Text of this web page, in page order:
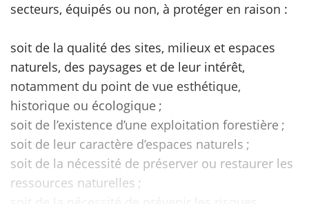
secteurs, équipés ou non, à protéger en raison :
soit de la qualité des sites, milieux et espaces
naturels, des paysages et de leur intérêt,
notamment du point de vue esthétique,
historique ou écologique ;
soit de l’existence d’une exploitation forestière ;
soit de leur caractère d’espaces naturels ;
soit de la nécessité de préserver ou restaurer les
ressources naturelles ;